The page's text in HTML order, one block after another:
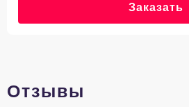
Заказать
Отзывы